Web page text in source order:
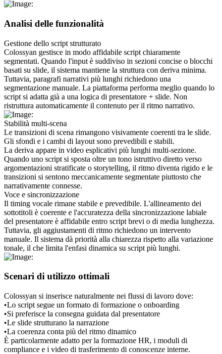
Analisi delle funzionalità
Gestione dello script strutturato
Colossyan gestisce in modo affidabile script chiaramente
segmentati. Quando l'input è suddiviso in sezioni concise o blocchi
basati su slide, il sistema mantiene la struttura con deriva minima.
Tuttavia, paragrafi narrativi più lunghi richiedono una
segmentazione manuale. La piattaforma performa meglio quando lo
script si adatta già a una logica di presentatore + slide. Non
ristruttura automaticamente il contenuto per il ritmo narrativo.
Stabilità multi-scena
Le transizioni di scena rimangono visivamente coerenti tra le slide.
Gli sfondi e i cambi di layout sono prevedibili e stabili.
La deriva appare in video esplicativi più lunghi multi-sezione.
Quando uno script si sposta oltre un tono istruttivo diretto verso
argomentazioni stratificate o storytelling, il ritmo diventa rigido e le
transizioni si sentono meccanicamente segmentate piuttosto che
narrativamente connesse.
Voce e sincronizzazione
Il timing vocale rimane stabile e prevedibile. L'allineamento dei
sottotitoli è coerente e l'accuratezza della sincronizzazione labiale
del presentatore è affidabile entro script brevi o di media lunghezza.
Tuttavia, gli aggiustamenti di ritmo richiedono un intervento
manuale. Il sistema dà priorità alla chiarezza rispetto alla variazione
tonale, il che limita l'enfasi dinamica su script più lunghi.
Scenari di utilizzo ottimali
Colossyan si inserisce naturalmente nei flussi di lavoro dove:
•Lo script segue un formato di formazione o onboarding
•Si preferisce la consegna guidata dal presentatore
•Le slide strutturano la narrazione
•La coerenza conta più del ritmo dinamico
È particolarmente adatto per la formazione HR, i moduli di
compliance e i video di trasferimento di conoscenze interne.